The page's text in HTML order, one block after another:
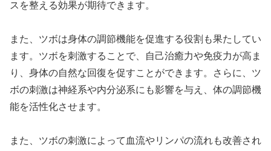
スを整える効果が期待できます。
また、ツボは身体の調節機能を促進する役割も果たしてい
ます。ツボを刺激することで、自己治癒力や免疫力が高ま
り、身体の自然な回復を促すことができます。さらに、ツ
ボの刺激は神経系や内分泌系にも影響を与え、体の調節機
能を活性化させます。
また、ツボの刺激によって血流やリンパの流れも改善され